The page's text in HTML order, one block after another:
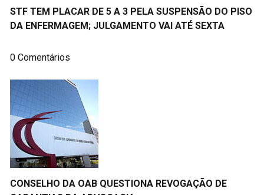
STF TEM PLACAR DE 5 A 3 PELA SUSPENSÃO DO PISO
DA ENFERMAGEM; JULGAMENTO VAI ATÉ SEXTA
0 Comentários
CONSELHO DA OAB QUESTIONA REVOGAÇÃO DE